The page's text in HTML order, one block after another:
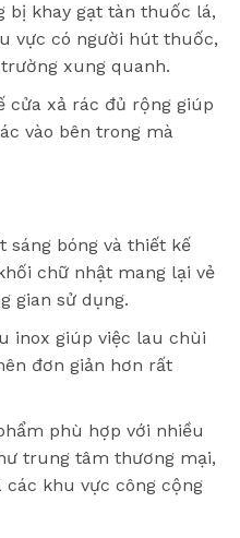
bị khay gạt tàn thuốc lá,
vực có người hút thuốc,
xung quanh.
cửa xả rác đủ rộng giúp
vào bên trong mà
sáng bóng và thiết kế
chữ nhật mang lại vẻ
gian sử dụng.
inox giúp việc lau chùi
đơn giản hơn rất
phù hợp với nhiều
trung tâm thương mại,
các khu vực công cộng